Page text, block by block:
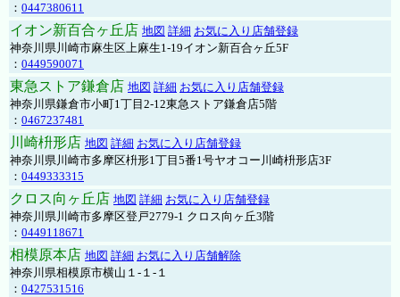
： 0447380611
イオン新百合ヶ丘店 地図 詳細 お気に入り店舗登録
神奈川県川崎市麻生区上麻生1-19イオン新百合ヶ丘5F
： 0449590071
東急ストア鎌倉店 地図 詳細 お気に入り店舗登録
神奈川県鎌倉市小町1丁目2-12東急ストア鎌倉店5階
： 0467237481
川崎枡形店 地図 詳細 お気に入り店舗登録
神奈川県川崎市多摩区枡形1丁目5番1号ヤオコー川崎枡形店3F
： 0449333315
クロス向ヶ丘店 地図 詳細 お気に入り店舗登録
神奈川県川崎市多摩区登戸2779-1 クロス向ヶ丘3階
： 0449118671
相模原本店 地図 詳細 お気に入り店舗解除
神奈川県相模原市横山１-１-１
： 0427531516